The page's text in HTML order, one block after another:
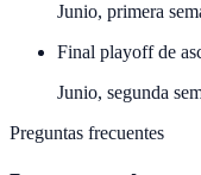
Junio, primera
Final playoff de
Junio, segunda
Preguntas frecuentes